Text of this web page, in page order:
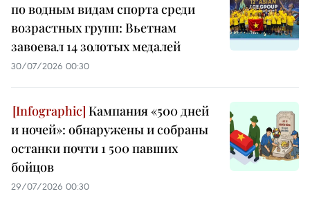
по водным видам спорта среди
возрастных групп: Вьетнам
завоевал 14 золотых медалей
30/07/2026 00:30
Кампания «500 дней
и ночей»: обнаружены и собраны
останки почти 1 500 павших
бойцов
29/07/2026 00:30